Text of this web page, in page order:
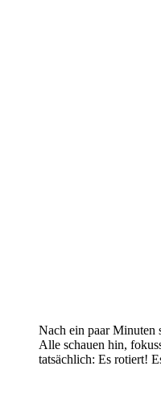
Nach ein paar Minuten
Alle schauen hin,
tatsächlich: Es rotiert!